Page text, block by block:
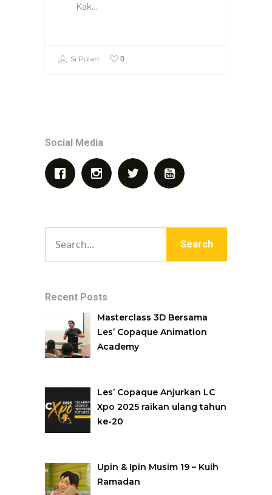
Kak…
Si Polan 0
Social Media
Recent Posts
Masterclass 3D Bersama
Les’ Copaque Animation
Academy
Les’ Copaque Anjurkan LC
Xpo 2025 raikan ulang tahun
ke-20
Upin & Ipin Musim 19 – Kuih
Ramadan